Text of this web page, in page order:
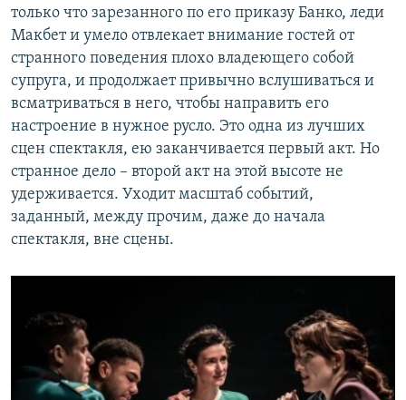
только что зарезанного по его приказу Банко, леди
Макбет и умело отвлекает внимание гостей от
странного поведения плохо владеющего собой
супруга, и продолжает привычно вслушиваться и
всматриваться в него, чтобы направить его
настроение в нужное русло. Это одна из лучших
сцен спектакля, ею заканчивается первый акт. Но
странное дело – второй акт на этой высоте не
удерживается. Уходит масштаб событий,
заданный, между прочим, даже до начала
спектакля, вне сцены.